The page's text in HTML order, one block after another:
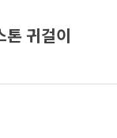
귀걸이